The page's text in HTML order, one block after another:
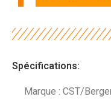
Spécifications:
Marque : CST/